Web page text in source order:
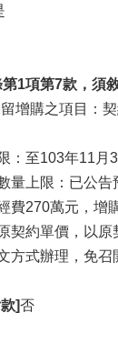
1項第7款，須
增購之項目：
：至103年11月
量上限：已公告
費270萬元，增
契約單價，以原
方式辦理，免召
]否